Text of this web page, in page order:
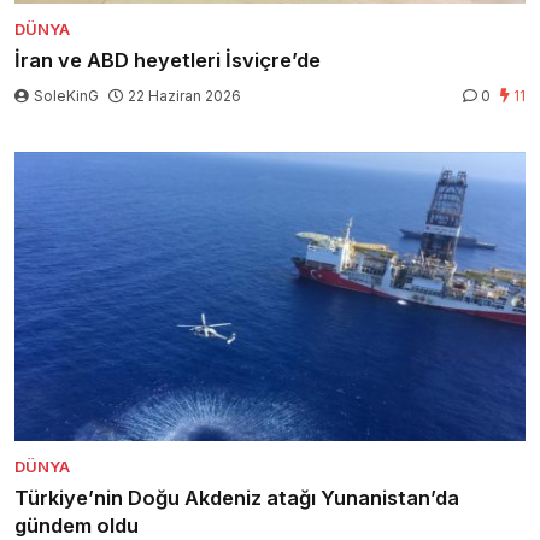
DÜNYA
İran ve ABD heyetleri İsviçre’de
SoleKinG 22 Haziran 2026 0 11
DÜNYA
Türkiye’nin Doğu Akdeniz atağı Yunanistan’da
gündem oldu